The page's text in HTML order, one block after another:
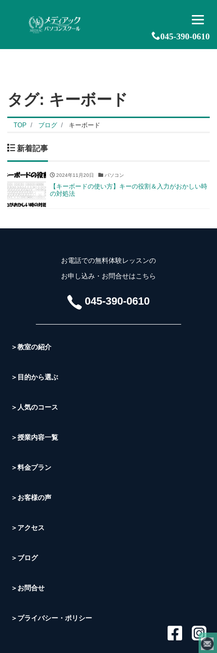
045-390-0610
タグ: キーボード
TOP ブログ キーボード
新着記事
2024年11月20日 パソコン
【キーボードの使い方】キーの役割＆入力がおかしい時
の対処法
お電話での無料体験レッスンの
お申し込み・お問合せはこちら
045-390-0610
＞教室の紹介
＞目的から選ぶ
＞人気のコース
＞授業内容一覧
＞料金プラン
＞お客様の声
＞アクセス
＞ブログ
＞お問合せ
＞プライバシー・ポリシー